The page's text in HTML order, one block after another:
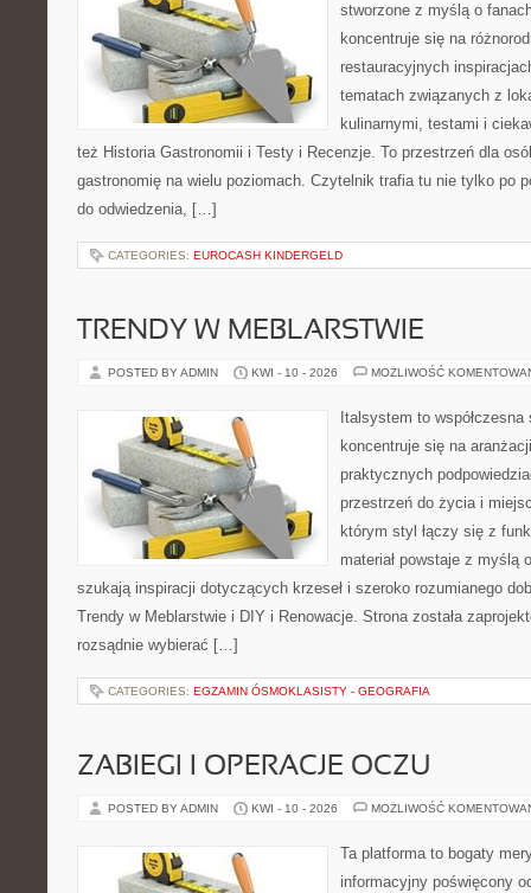
stworzone z myślą o
koncentruje się na
restauracyjnych
tematach związanych z
kulinarnymi, testami i
też Historia Gastronomii i Testy i Recenzje. To przestrzeń dla
gastronomię na wielu poziomach. Czytelnik trafia tu nie tylko po
do odwiedzenia, […]
CATEGORIES: EUROCASH KINDERGELD
TRENDY W MEBLARSTWIE
POSTED BY ADMIN KWI - 10 - 2026 MOŻLIWOŚĆ
Italsystem to
koncentruje się na
praktycznych
przestrzeń do życia i
którym styl łączy się z
materiał powstaje z myślą
szukają inspiracji dotyczących krzeseł i szeroko rozumianego
Trendy w Meblarstwie i DIY i Renowacje. Strona została
rozsądnie wybierać […]
CATEGORIES: EGZAMIN ÓSMOKLASISTY - GEOGRAFIA
ZABIEGI I OPERACJE OCZU
POSTED BY ADMIN KWI - 10 - 2026 MOŻLIWOŚĆ
Ta platforma to bogaty
informacyjny poświęcony